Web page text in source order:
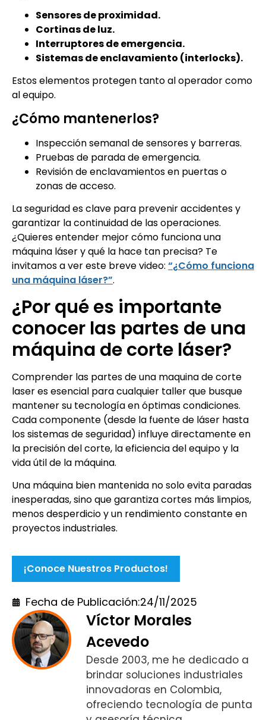
Sensores de proximidad.
Cortinas de luz.
Interruptores de emergencia.
Sistemas de enclavamiento (interlocks).
Estos elementos protegen tanto al operador como
al equipo.
¿Cómo mantenerlos?
Inspección semanal de sensores y barreras.
Pruebas de parada de emergencia.
Revisión de enclavamientos en puertas o
zonas de acceso.
La seguridad es clave para prevenir accidentes y
garantizar la continuidad de las operaciones.
¿Quieres entender mejor cómo funciona una
máquina láser y qué la hace tan precisa? Te
invitamos a ver este breve video: “¿Cómo funciona
una máquina láser?”.
¿Por qué es importante
conocer las partes de una
máquina de corte láser?
Comprender las partes de una maquina de corte
laser es esencial para cualquier taller que busque
mantener su tecnología en óptimas condiciones.
Cada componente (desde la fuente de láser hasta
los sistemas de seguridad) influye directamente en
la precisión del corte, la eficiencia del equipo y la
vida útil de la máquina.
Una máquina bien mantenida no solo evita paradas
inesperadas, sino que garantiza cortes más limpios,
menos desperdicio y un rendimiento constante en
proyectos industriales.
¡Conoce Nuestros Productos!
Fecha de Publicación:24/11/2025
Víctor Morales
Acevedo
Desde 2003, me he dedicado a
brindar soluciones industriales
innovadoras en Colombia,
ofreciendo tecnología de punta